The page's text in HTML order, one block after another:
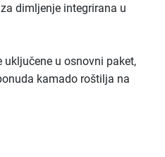
dimljenje integrirana u
uključene u osnovni paket,
kamado roštilja na